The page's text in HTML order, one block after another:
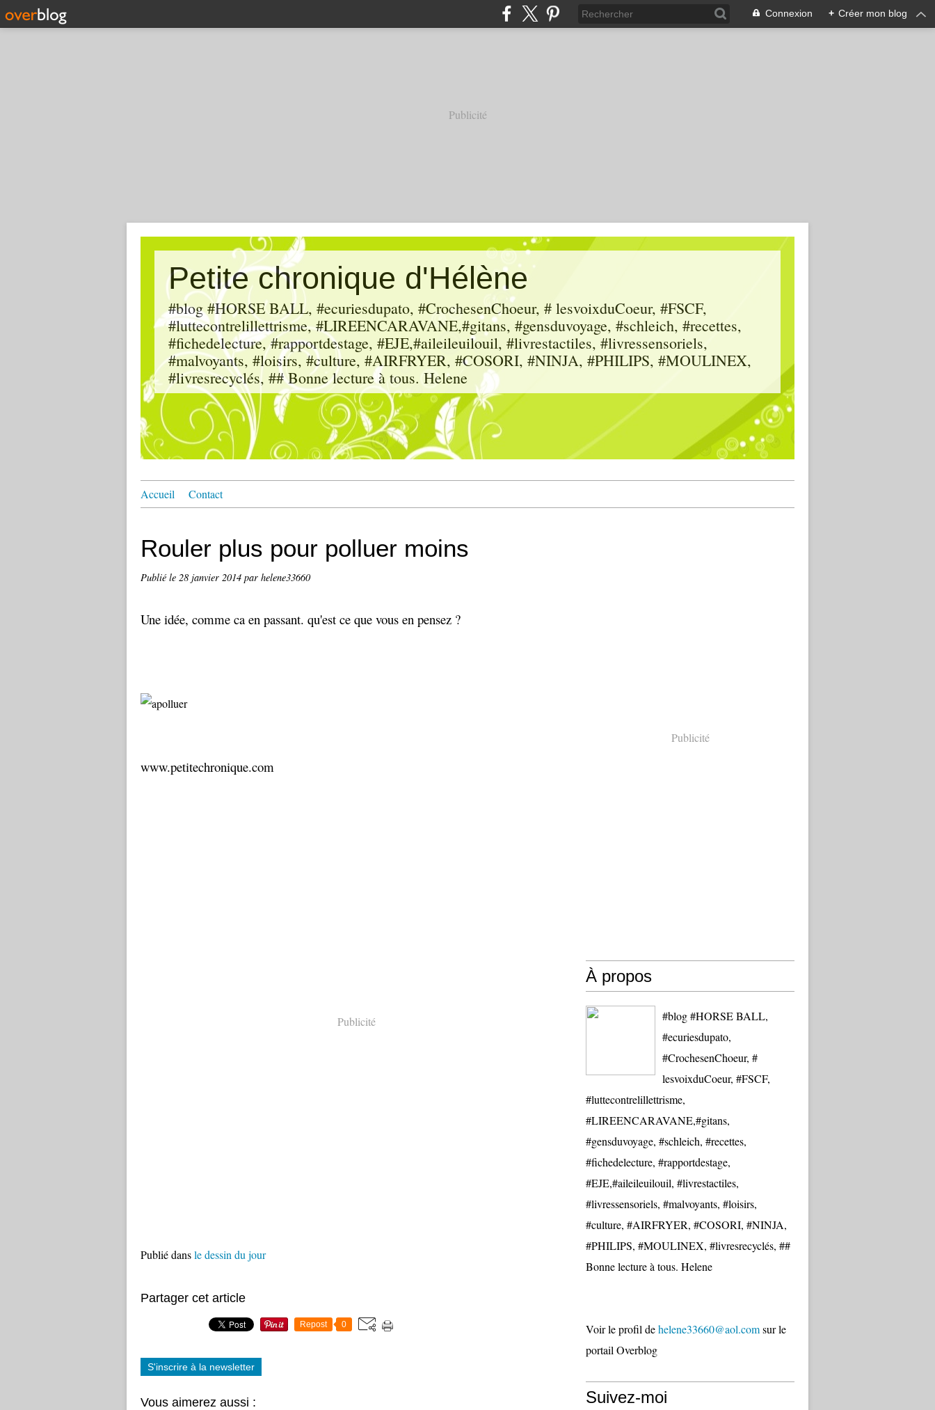
Connexion + Créer mon blog
Publicité
Petite chronique d'Hélène
#blog #HORSE BALL, #ecuriesdupato, #CrochesenChoeur, # lesvoixduCoeur, #FSCF,
#luttecontrelillettrisme, #LIREENCARAVANE,#gitans, #gensduvoyage, #schleich, #recettes,
#fichedelecture, #rapportdestage, #EJE,#aileileuilouil, #livrestactiles, #livressensoriels,
#malvoyants, #loisirs, #culture, #AIRFRYER, #COSORI, #NINJA, #PHILIPS, #MOULINEX,
#livresrecyclés, ## Bonne lecture à tous. Helene
Accueil Contact
Rouler plus pour polluer moins
Publié le 28 janvier 2014 par helene33660
Une idée, comme ca en passant. qu'est ce que vous en pensez ?
www.petitechronique.com
Publicité
Publié dansle dessin du jour
Partager cet article
Repost 0
S'inscrire à la newsletter
Vous aimerez aussi :
Publicité
À propos
#blog #HORSE BALL,
#ecuriesdupato,
#CrochesenChoeur, #
lesvoixduCoeur, #FSCF,
#luttecontrelillettrisme,
#LIREENCARAVANE,#gitans,
#gensduvoyage, #schleich, #recettes,
#fichedelecture, #rapportdestage,
#EJE,#aileileuilouil, #livrestactiles,
#livressensoriels, #malvoyants, #loisirs,
#culture, #AIRFRYER, #COSORI, #NINJA,
#PHILIPS, #MOULINEX, #livresrecyclés, ##
Bonne lecture à tous. Helene
Voir le profil dehelene33660@aol.comsur le
portail Overblog
Suivez-moi